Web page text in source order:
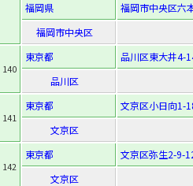
福岡県
福岡市中央区六
福岡市中央区
140
東京都
品川区東大井4-
品川区
141
東京都
文京区小日向1-
文京区
142
東京都
文京区弥生2-9-
文京区